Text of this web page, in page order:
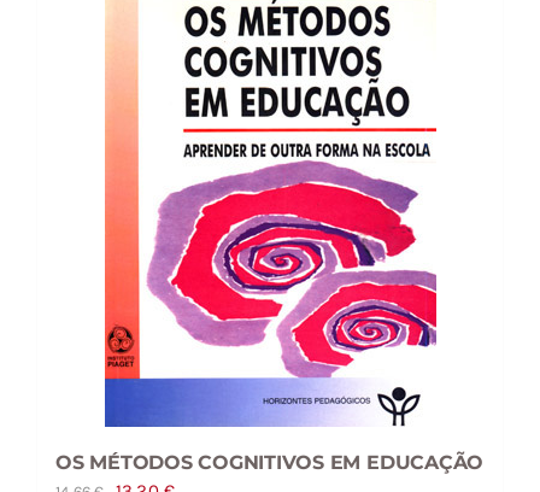
OS MÉTODOS COGNITIVOS EM EDUCAÇÃO